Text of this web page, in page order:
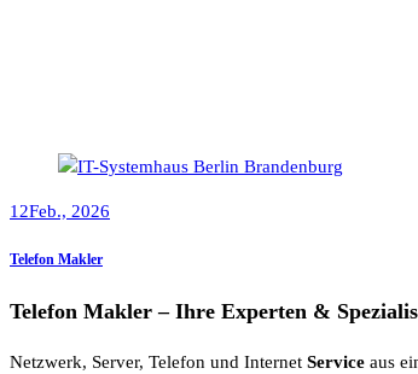
12Feb., 2026
Telefon Makler
Telefon Makler – Ihre Experten &
Netzwerk, Server, Telefon und Internet Service aus